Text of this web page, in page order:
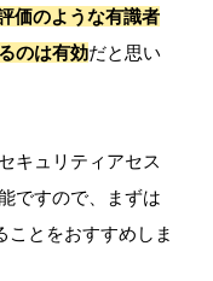
価のような有識者
のは有効だと思い
キュリティアセス
ですので、まずは
ことをおすすめしま